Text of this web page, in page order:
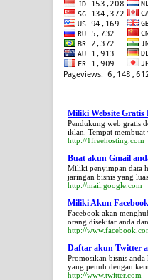
Miliki Website Gratis
Pendukung web gratis
iklan. Tempat
http://1freehosting.com
Buat akun Gmail
Miliki penyimpan data
jaringan bisnis yang
http://mail.google.com
Miliki Akun
Facebook akan
orang disekitar anda
http://
Daftar akun Twitter
Promosikan bisnis
yang penuh dengan
http://www.twitter.com